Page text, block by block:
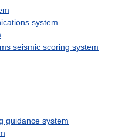
system
seismic scoring system
guidance system